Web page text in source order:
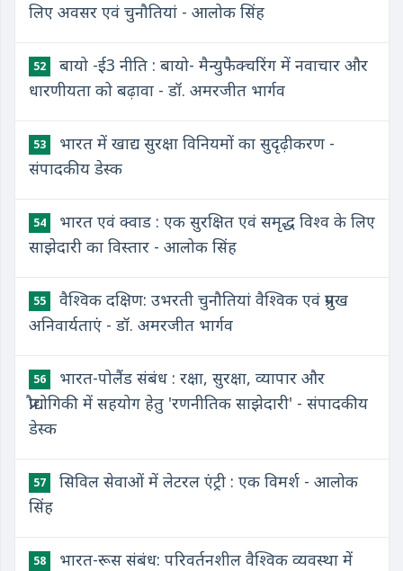
लिए अवसर एवं चुनौतियां - आलोक सिंह
52
बायो -ई3 नीति : बायो- मैन्युफैक्चरिंग में नवाचार और
धारणीयता को बढ़ावा - डॉ. अमरजीत भार्गव
53
भारत में खाद्य सुरक्षा विनियमों का सुदृढ़ीकरण -
संपादकीय डेस्क
54
भारत एवं क्वाड : एक सुरक्षित एवं समृद्ध विश्व के लिए
साझेदारी का विस्तार - आलोक सिंह
55
वैश्विक दक्षिण: उभरती चुनौतियां वैश्विक एवं प्रमुख
अनिवार्यताएं - डॉ. अमरजीत भार्गव
56
भारत-पोलैंड संबंध : रक्षा, सुरक्षा, व्यापार और
प्रौद्योगिकी में सहयोग हेतु 'रणनीतिक साझेदारी' - संपादकीय
डेस्क
57
सिविल सेवाओं में लेटरल एंट्री : एक विमर्श - आलोक
सिंह
58
भारत-रूस संबंध: परिवर्तनशील वैश्विक व्यवस्था में